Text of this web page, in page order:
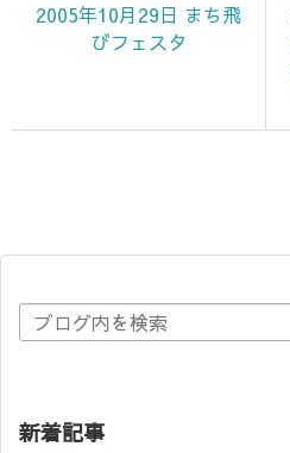
2005年10月29日 まち飛
びフェスタ
新着記事